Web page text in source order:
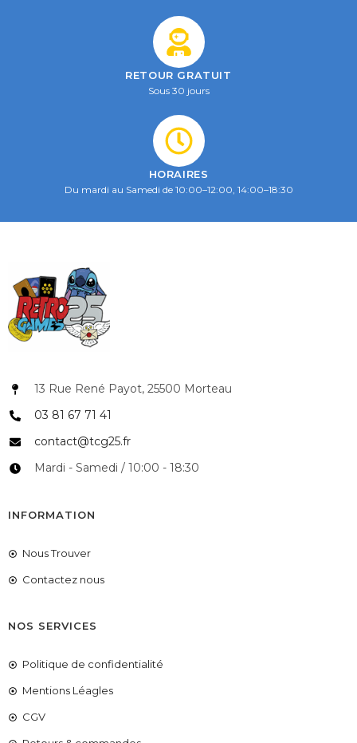
RETOUR GRATUIT
Sous 30 jours
HORAIRES
Du mardi au Samedi de 10:00–12:00, 14:00–18:30
13 Rue René Payot, 25500 Morteau
03 81 67 71 41
contact@tcg25.fr
Mardi - Samedi / 10:00 - 18:30
INFORMATION
Nous Trouver
Contactez nous
NOS SERVICES
Politique de confidentialité
Mentions Léagles
CGV